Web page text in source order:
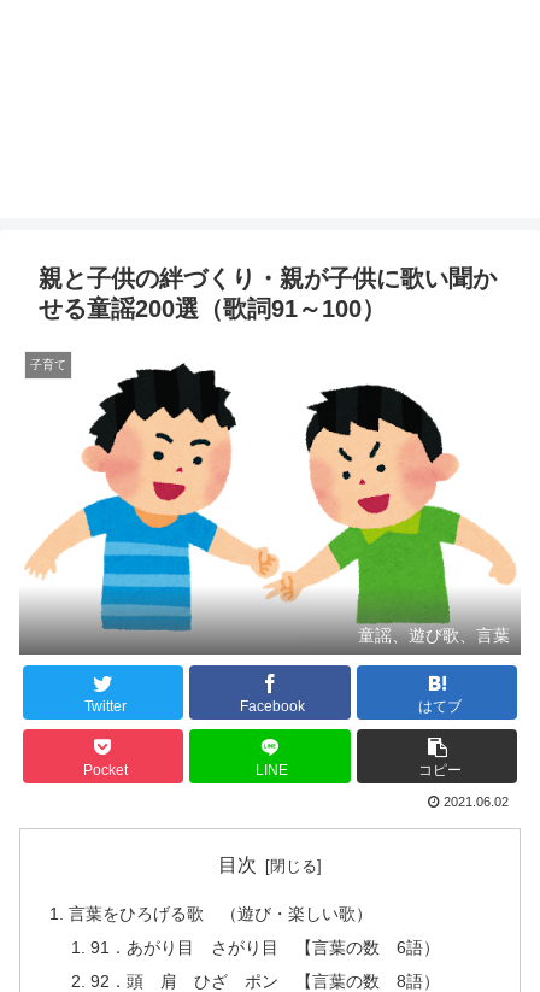
親と子供の絆づくり・親が子供に歌い聞か
せる童謡200選（歌詞91～100）
子育て
童謡、遊び歌、言葉
Twitter Facebook はてブ
Pocket LINE コピー
2021.06.02
目次
言葉をひろげる歌 （遊び・楽しい歌）
91．あがり目 さがり目 【言葉の数 6語）
92．頭 肩 ひざ ポン 【言葉の数 8語）